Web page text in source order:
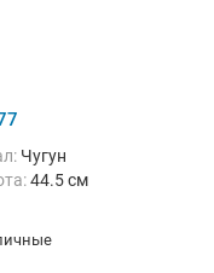
Чугун
44.5 см